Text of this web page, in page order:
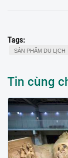
Tags:
SẢN PHẨM DU LỊCH
Tin cùng